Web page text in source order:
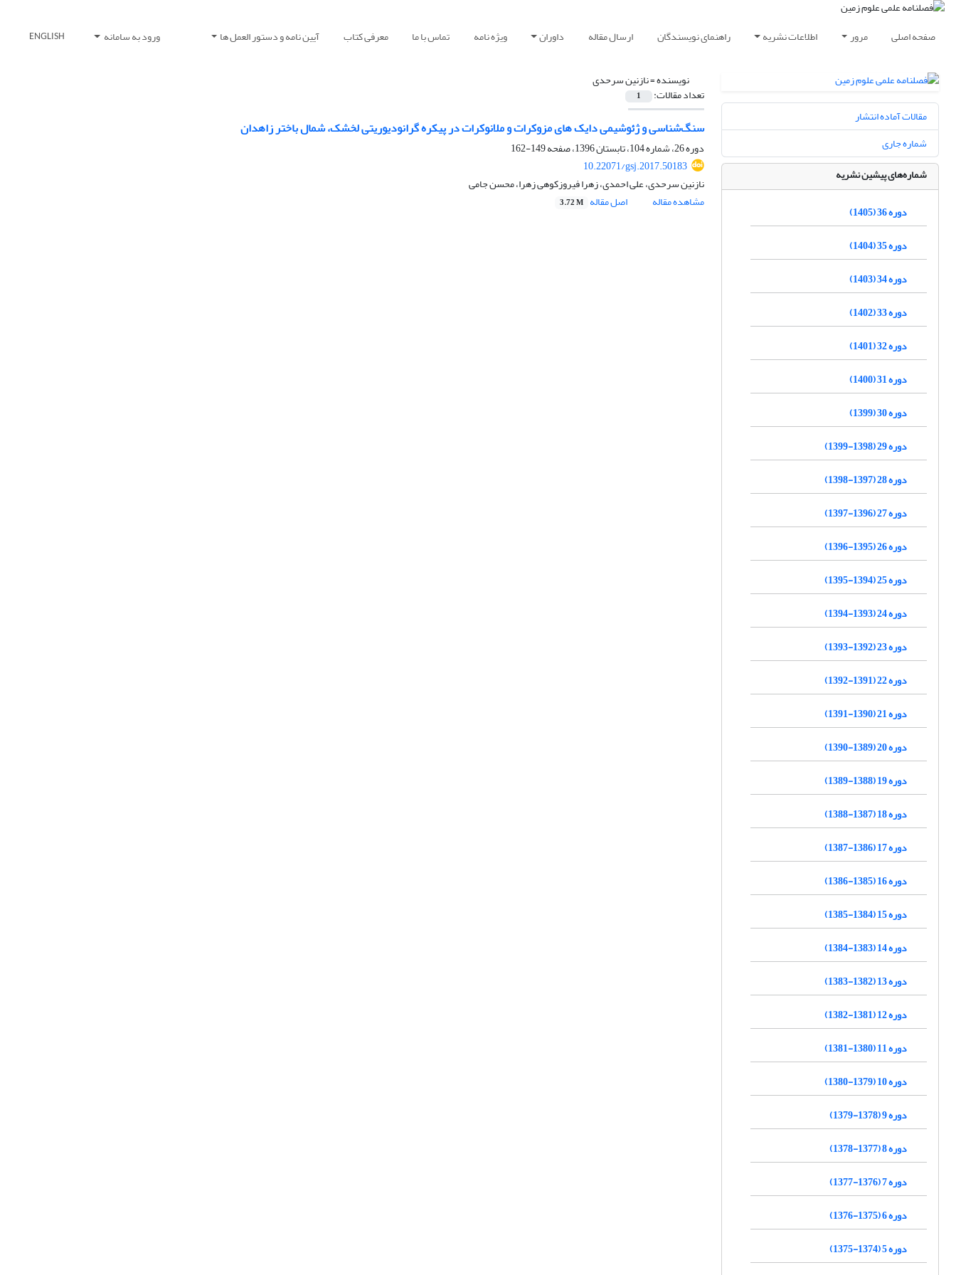
صفحه اصلی مرور اطلاعات نشریه راهنمای نویسندگان ارسال مقاله داوران ویژه نامه تماس با ما معرفی کتاب آیین نامه و دستور العمل ها ورود به سامانه ENGLISH
نویسنده =نازنین سرحدی
تعداد مقالات: 1
سنگ‌شناسی و ژئوشیمی دایک های مزوکرات و ملانوکرات در پیکره گرانودیوریتی لخشک، شمال باختر زاهدان
دوره 26، شماره 104، تابستان 1396، صفحه
149-162
10.22071/gsj.2017.50183
نازنین سرحدی، علی احمدی، زهرا فیروزکوهی زهرا، محسن جامی
مشاهده مقاله
اصل مقاله 3.72 M
مقالات آماده انتشار
شماره جاری
شماره‌های پیشین نشریه
دوره 36 (1405)
دوره 35 (1404)
دوره 34 (1403)
دوره 33 (1402)
دوره 32 (1401)
دوره 31 (1400)
دوره 30 (1399)
دوره 29 (1398-1399)
دوره 28 (1397-1398)
دوره 27 (1396-1397)
دوره 26 (1395-1396)
دوره 25 (1394-1395)
دوره 24 (1393-1394)
دوره 23 (1392-1393)
دوره 22 (1391-1392)
دوره 21 (1390-1391)
دوره 20 (1389-1390)
دوره 19 (1388-1389)
دوره 18 (1387-1388)
دوره 17 (1386-1387)
دوره 16 (1385-1386)
دوره 15 (1384-1385)
دوره 14 (1383-1384)
دوره 13 (1382-1383)
دوره 12 (1381-1382)
دوره 11 (1380-1381)
دوره 10 (1379-1380)
دوره 9 (1378-1379)
دوره 8 (1377-1378)
دوره 7 (1376-1377)
دوره 6 (1375-1376)
دوره 5 (1374-1375)